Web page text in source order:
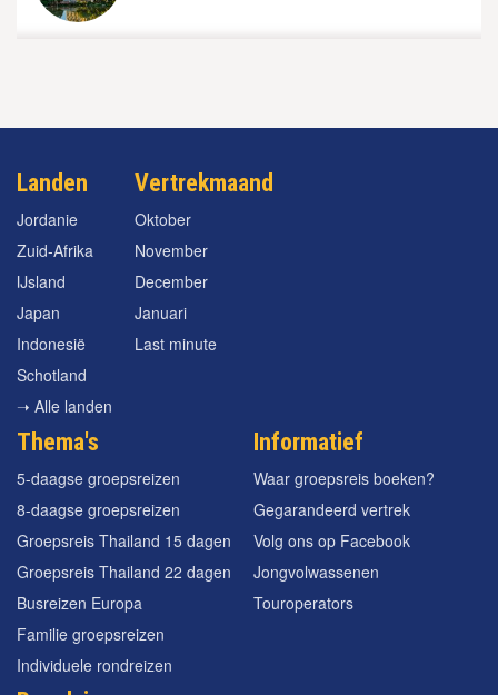
Landen
Jordanie
Zuid-Afrika
IJsland
Japan
Indonesië
Schotland
➝ Alle landen
Vertrekmaand
Oktober
November
December
Januari
Last minute
Thema's
5-daagse groepsreizen
8-daagse groepsreizen
Groepsreis Thailand 15 dagen
Groepsreis Thailand 22 dagen
Busreizen Europa
Familie groepsreizen
Individuele rondreizen
Informatief
Waar groepsreis boeken?
Gegarandeerd vertrek
Volg ons op Facebook
Jongvolwassenen
Touroperators